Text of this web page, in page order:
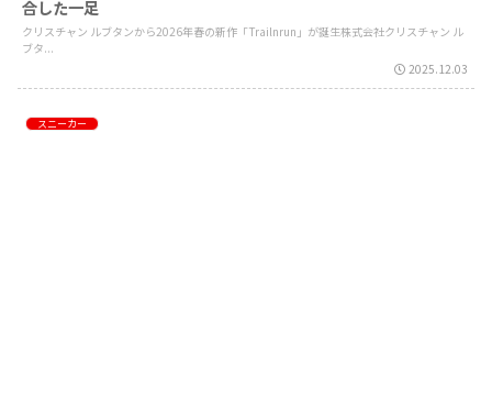
合した一足
クリスチャン ルブタンから2026年春の新作「Trailnrun」が誕生株式会社クリスチャン ル
ブタ...
2025.12.03
スニーカー